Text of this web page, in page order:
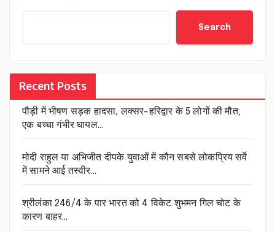
Search
Recent Posts
पौड़ी में भीषण सड़क हादसा, लक्सर-हरिद्वार के 5 लोगों की मौत;
एक बच्चा गंभीर घायल…
मोदी राहुल या अभिजीत दीपके युवाओं में कौन सबसे लोकप्रिय सर्वे
में सामने आई तस्वीर…
श्रीलंका 246/4 के पार भारत को 4 विकेट शुभमन गिल चोट के
कारण बाहर…